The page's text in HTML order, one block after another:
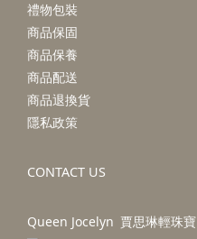
禮物包裝
商品保固
商品保養
商品配送
商品退換貨
隱私政策
CONTACT US
Queen Jocelyn 賈思琳輕珠寶